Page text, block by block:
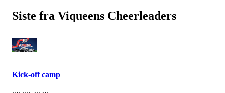
Siste fra Viqueens Cheerleaders
Kick-off camp